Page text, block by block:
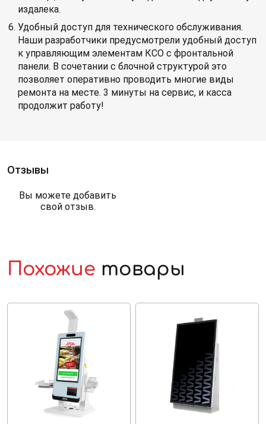
издалека.
Удобный доступ для технического обслуживания.
Наши разработчики предусмотрели удобный доступ
к управляющим элементам КСО с фронтальной
панели. В сочетании с блочной структурой это
позволяет оперативно проводить многие виды
ремонта на месте. 3 минуты на сервис, и касса
продолжит работу!
Отзывы
Вы можете добавить
свой отзыв.
Похожие товары